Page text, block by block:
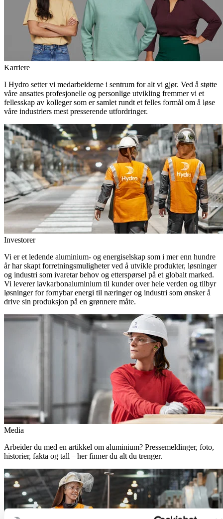
Karriere
I Hydro setter vi medarbeiderne i sentrum for alt vi gjør. Ved å støtte
våre ansattes profesjonelle og personlige utvikling fremmer vi et
fellesskap av kolleger som er samlet rundt et felles formål om å løse
våre industriers mest presserende utfordringer.
Investorer
Vi er et ledende aluminium- og energiselskap som i mer enn hundre
år har skapt forretningsmuligheter ved å utvikle produkter, løsninger
og industri som ivaretar behov og etterspørsel på et globalt marked.
Vi leverer lavkarbonaluminium til kunder over hele verden og tilbyr
løsninger for fornybar energi til næringer og industri som ønsker å
drive sin produksjon på en grønnere måte.
Media
Arbeider du med en artikkel om aluminium? Pressemeldinger, foto,
historier, fakta og tall – her finner du alt du trenger.